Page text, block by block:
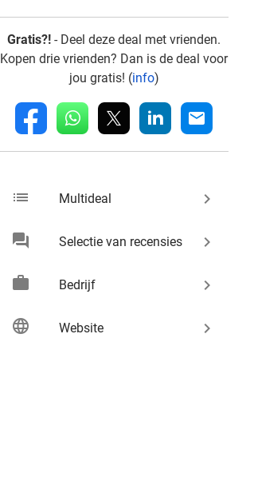
Gratis?! - Deel deze deal met vrienden.
Kopen drie vrienden? Dan is de deal voor
jou gratis! (info)
fb whatsapp linkedin mail
list Multideal keyboard_arrow_right
chat Selectie van recensies keyboard_arrow_right
work Bedrijf keyboard_arrow_right
language Website keyboard_arrow_right